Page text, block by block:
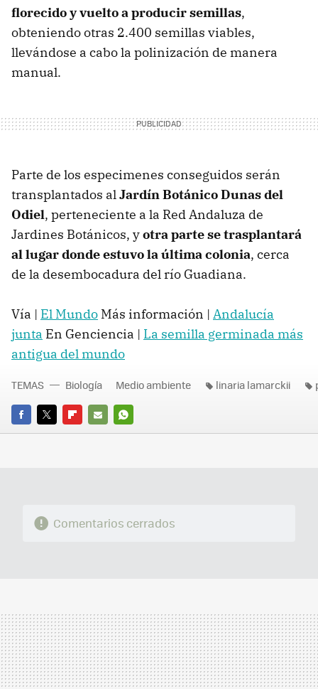
florecido y vuelto a producir semillas,
obteniendo otras 2.400 semillas viables,
llevándose a cabo la polinización de manera
manual.
Parte de los especimenes conseguidos serán
transplantados alJardín Botánico Dunas del
Odiel, perteneciente a la Red Andaluza de
Jardines Botánicos, yotra parte se trasplantará
al lugar donde estuvo la última colonia, cerca
de la desembocadura del río Guadiana.
Vía | El Mundo Más información | Andalucía
junta En Genciencia | La semilla germinada más
antigua del mundo
FACEBOOK
TWITTERFLIPBOARD
E-
WHATSAPP
TEMAS Biología Medio ambiente linaria lamarckii
Comentarios cerrados